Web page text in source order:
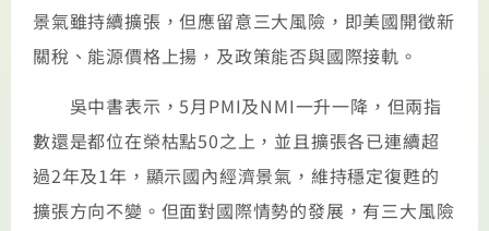
景氣雖持續擴張，但應留意三大風險，即美國開徵新
關稅、能源價格上揚，及政策能否與國際接軌。
吳中書表示，5月PMI及NMI一升一降，但兩指
數還是都位在榮枯點50之上，並且擴張各已連續超
過2年及1年，顯示國內經濟景氣，維持穩定復甦的
擴張方向不變。但面對國際情勢的發展，有三大風險